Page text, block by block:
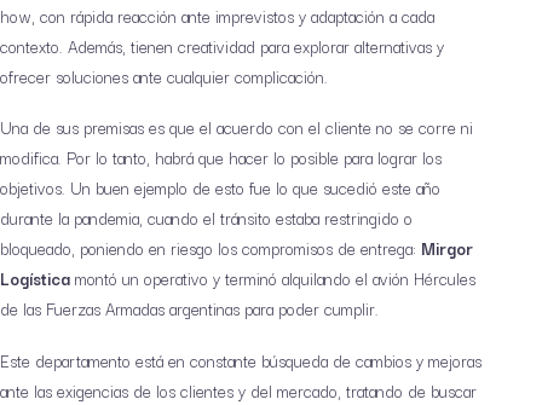
how, con rápida reacción ante imprevistos y adaptación a cada
contexto. Además, tienen creatividad para explorar alternativas y
ofrecer soluciones ante cualquier complicación.
Una de sus premisas es que el acuerdo con el cliente no se corre ni
modifica. Por lo tanto, habrá que hacer lo posible para lograr los
objetivos. Un buen ejemplo de esto fue lo que sucedió este año
durante la pandemia, cuando el tránsito estaba restringido o
bloqueado, poniendo en riesgo los compromisos de entrega: Mirgor
Logísticamontó un operativo y terminó alquilando el avión Hércules
de las Fuerzas Armadas argentinas para poder cumplir.
Este departamento está en constante búsqueda de cambios y mejoras
ante las exigencias de los clientes y del mercado, tratando de buscar